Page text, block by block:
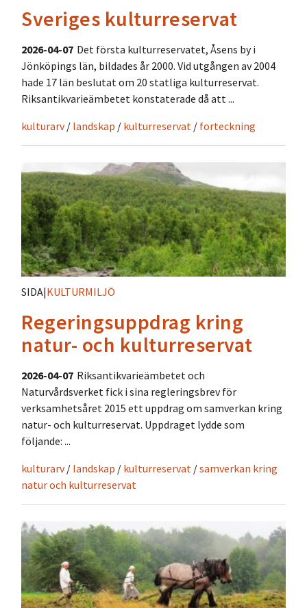
Sveriges kulturreservat
2026-04-07 Det första kulturreservatet, Åsens by i
Jönköpings län, bildades år 2000. Vid utgången av 2004
hade 17 län beslutat om 20 statliga kulturreservat.
Riksantikvarieämbetet konstaterade då att ...
kulturarv / landskap / kulturreservat / forteckning
SIDA|KULTURMILJÖ
Regeringsuppdrag kring
natur- och kulturreservat
2026-04-07 Riksantikvarieämbetet och
Naturvårdsverket fick i sina regleringsbrev för
verksamhetsåret 2015 ett uppdrag om samverkan kring
natur- och kulturreservat. Uppdraget lydde som
följande: ...
kulturarv / landskap / kulturreservat /samverkan kring
natur och kulturreservat